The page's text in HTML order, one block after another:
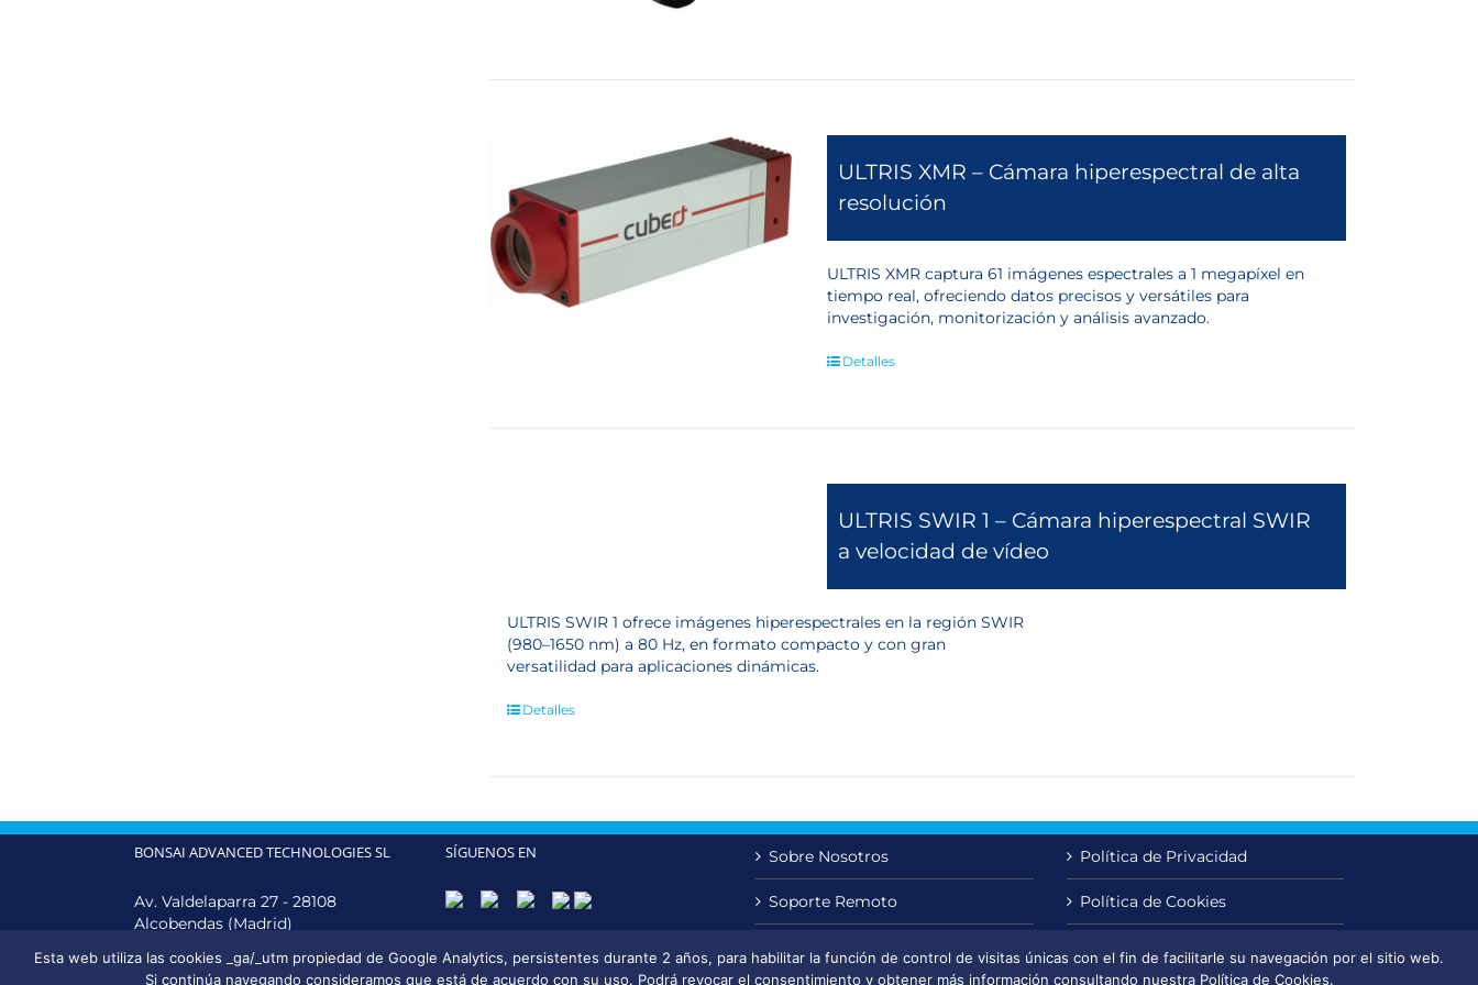
ULTRIS XMR – Cámara hiperespectral de alta
resolución
ULTRIS XMR captura 61 imágenes espectrales a 1 megapíxel en
tiempo real, ofreciendo datos precisos y versátiles para
investigación, monitorización y análisis avanzado.
Detalles
ULTRIS SWIR 1 – Cámara hiperespectral SWIR
a velocidad de vídeo
ULTRIS SWIR 1 ofrece imágenes hiperespectrales en la región SWIR
(980–1650 nm) a 80 Hz, en formato compacto y con gran
versatilidad para aplicaciones dinámicas.
Detalles
BONSAI ADVANCED TECHNOLOGIES SL
Av. Valdelaparra 27 - 28108
Alcobendas (Madrid)
Email:info@bonsaiadvanced.com
SÍGUENOS EN Sobre Nosotros
Soporte Remoto
Política de Privacidad
Política de Cookies
Esta web utiliza las cookies _ga/_utm propiedad de Google Analytics, persistentes durante 2 años, para habilitar la función de control de visitas únicas con el fin de facilitarle su navegación por el sitio web.
Si continúa navegando consideramos que está de acuerdo con su uso. Podrá revocar el consentimiento y obtener más información consultando nuestra Política de Cookies.